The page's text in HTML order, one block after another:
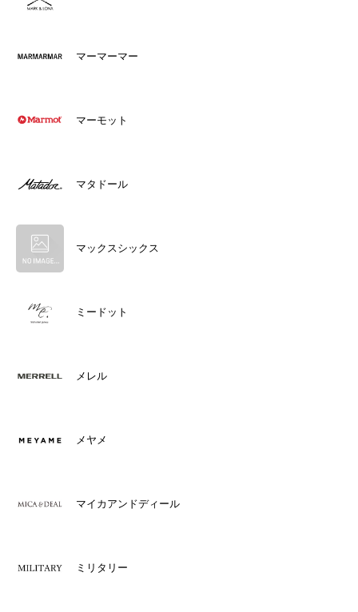
マーマーマー
マーモット
マタドール
マックスシックス
ミードット
メレル
メヤメ
マイカアンドディール
ミリタリー